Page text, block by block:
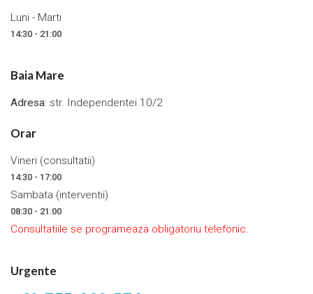
Luni - Marti
14:30 - 21:00
Baia Mare
Adresa: str. Independentei 10/2
Orar
Vineri (consultatii)
14:30 - 17:00
Sambata (interventii)
08:30 - 21:00
Consultatiile se programeaza obligatoriu telefonic.
Urgente